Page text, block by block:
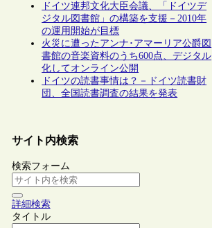
ドイツ連邦文化大臣会議、「ドイツデ
ジタル図書館」の構築を支援－2010年
の運用開始が目標
火災に遭ったアンナ･アマーリア公爵図
書館の音楽資料のうち600点、デジタル
化してオンライン公開
ドイツの読書事情は？－ドイツ読書財
団、全国読書調査の結果を発表
サイト内検索
検索フォーム
詳細検索
タイトル